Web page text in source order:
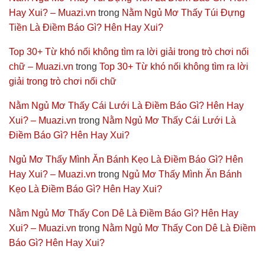
Hay Xui? – Muazi.vn trong Nằm Ngủ Mơ Thấy Túi Đựng
Tiền Là Điềm Báo Gì? Hên Hay Xui?
Top 30+ Từ khó nối không tìm ra lời giải trong trò chơi nối
chữ – Muazi.vn trong Top 30+ Từ khó nối không tìm ra lời
giải trong trò chơi nối chữ
Nằm Ngủ Mơ Thấy Cái Lưới Là Điềm Báo Gì? Hên Hay
Xui? – Muazi.vn trong Nằm Ngủ Mơ Thấy Cái Lưới Là
Điềm Báo Gì? Hên Hay Xui?
Ngủ Mơ Thấy Mình Ăn Bánh Kẹo Là Điềm Báo Gì? Hên
Hay Xui? – Muazi.vn trong Ngủ Mơ Thấy Mình Ăn Bánh
Kẹo Là Điềm Báo Gì? Hên Hay Xui?
Nằm Ngủ Mơ Thấy Con Dê Là Điềm Báo Gì? Hên Hay
Xui? – Muazi.vn trong Nằm Ngủ Mơ Thấy Con Dê Là Điềm
Báo Gì? Hên Hay Xui?